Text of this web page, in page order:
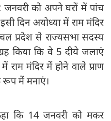
को अपने घरों में पांच
दिन अयोध्या में राम मंदिर
प्रदेश से राज्यसभा सदस्य
किया कि वे 5 दीये जलाएं
मंदिर में होने वाले प्राण
रूप में मनाएं।
कि 14 जनवरी को मकर